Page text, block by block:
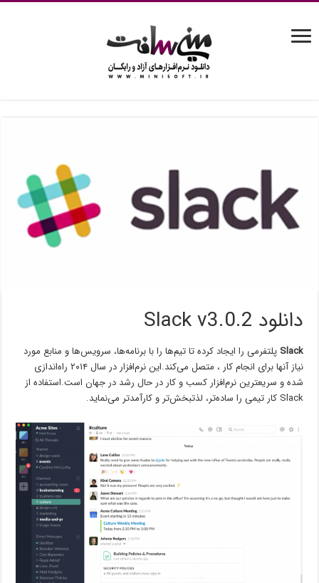
دانلود Slack v3.0.2
Slack پلتفرمی را ایجاد کرده تا تیم‌ها را با برنامه‌ها، سرویس‌ها و منابع مورد
نیاز آنها برای انجام کار ، متصل می‌کند.این نرم‌افزار در سال ۲۰۱۴ راه‌اندازی
شده و سریعترین نرم‌افزار کسب و کار در حال رشد در جهان است.استفاده از
Slack کار تیمی را ساده‌تر، لذتبخش‌تر و کارآمدتر می‌نماید.